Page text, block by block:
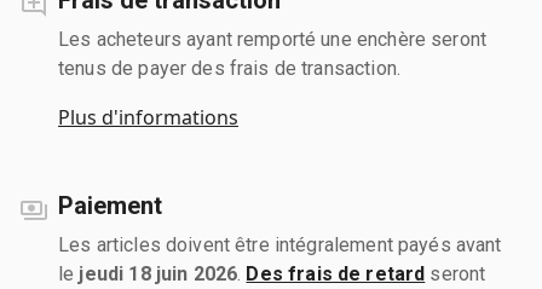
Les acheteurs ayant remporté une enchère seront
tenus de payer des frais de transaction.
Plus d'informations
Paiement
Les articles doivent être intégralement payés avant
le jeudi 18 juin 2026 Des frais de retard seront